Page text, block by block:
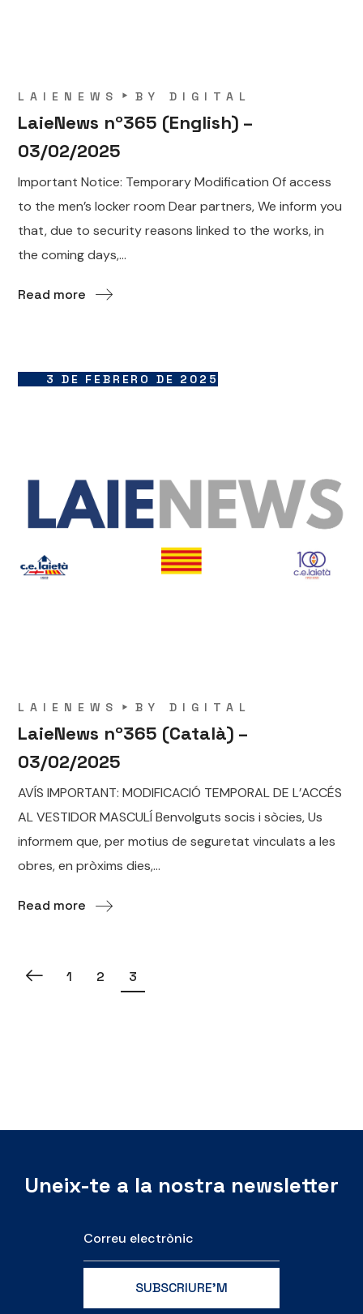
LAIENEWS BYDIGITAL
LaieNews nº365 (English) –
03/02/2025
Important Notice: Temporary Modification Of access
to the men’s locker room Dear partners, We inform you
that, due to security reasons linked to the works, in
the coming days,...
Read more
3 DE FEBRERO DE 2025
LAIENEWS BYDIGITAL
LaieNews nº365 (Català) –
03/02/2025
AVÍS IMPORTANT: MODIFICACIÓ TEMPORAL DE L’ACCÉS
AL VESTIDOR MASCULÍ Benvolguts socis i sòcies, Us
informem que, per motius de seguretat vinculats a les
obres, en pròxims dies,...
Read more
1 2 3
Uneix-te a la nostra newsletter